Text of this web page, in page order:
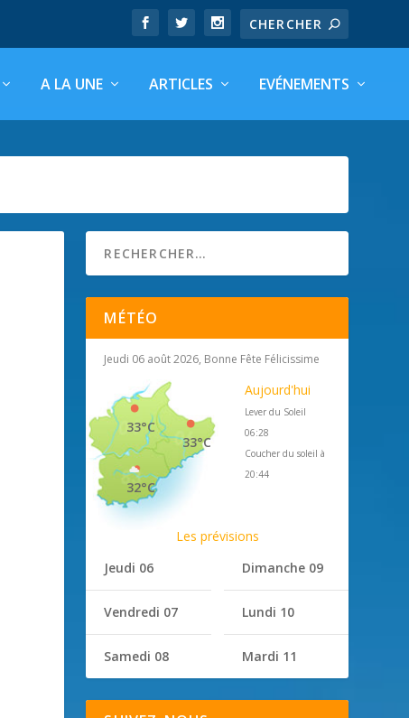
A LA UNE ARTICLES EVÉNEMENTS
MÉTÉO
Jeudi 06 août 2026, Bonne Fête Félicissime
33°C
33°C
32°C
Aujourd'hui
Lever du Soleil
06:28
Coucher du soleil à
20:44
Les prévisions
Jeudi 06
Vendredi 07
Samedi 08
Dimanche 09
Lundi 10
Mardi 11